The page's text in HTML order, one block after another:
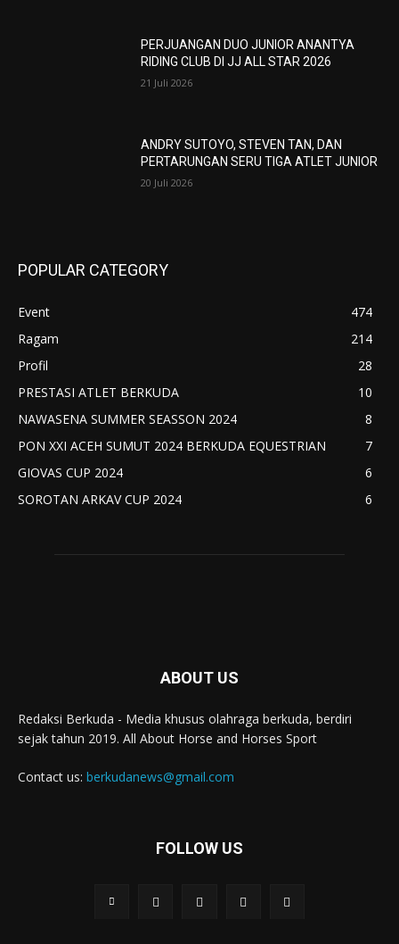
PERJUANGAN DUO JUNIOR ANANTYA
RIDING CLUB DI JJ ALL STAR 2026
21 Juli 2026
ANDRY SUTOYO, STEVEN TAN, DAN
PERTARUNGAN SERU TIGA ATLET JUNIOR
20 Juli 2026
POPULAR CATEGORY
Event
474
Ragam
214
Profil
28
PRESTASI ATLET BERKUDA
10
NAWASENA SUMMER SEASSON 2024
8
PON XXI ACEH SUMUT 2024 BERKUDA EQUESTRIAN
7
GIOVAS CUP 2024
6
SOROTAN ARKAV CUP 2024
6
ABOUT US
Redaksi Berkuda - Media khusus olahraga berkuda, berdiri
sejak tahun 2019. All About Horse and Horses Sport
Contact us: berkudanews@gmail.com
FOLLOW US